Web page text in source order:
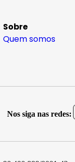
Sobre
Quem somos
Nos siga nas redes: